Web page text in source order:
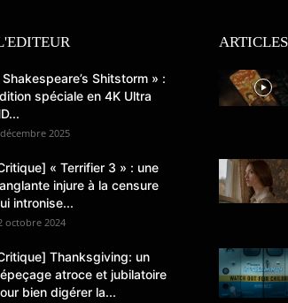
Shakespeare’s Shitstorm » :
spéciale en 4K Ultra
2025
« Terrifier 3 » : une
injure à la censure
intronise...
octobre 2024
Thanksgiving: un
atroce et jubilatoire
bien digérer la...